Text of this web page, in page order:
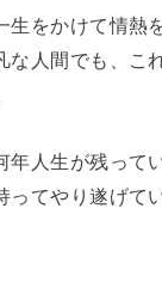
生をかけて情熱
な人間でも、こ
年人生が残って
ってやり遂げて